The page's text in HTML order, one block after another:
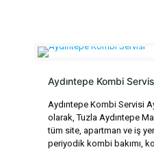
Aydıntepe Kombi
Aydıntepe Kombi Servisi
olarak, Tuzla Aydıntepe
tüm site, apartman ve iş
periyodik kombi bakımı,